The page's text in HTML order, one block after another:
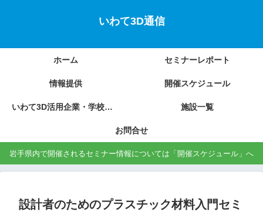
いわて3D通信
ホーム セミナーレポート
情報提供 開催スケジュール
いわて3D活用企業・学校の紹介 施設一覧
お問合せ
岩手県内で開催されるセミナー情報については「開催スケジュール」へ
設計者のためのプラスチック材料入門セミ